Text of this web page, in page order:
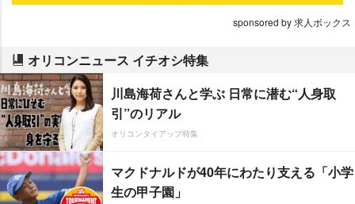
sponsored by 求人ボックス
オリコンニュース イチオシ特集
川島海荷さんと学ぶ 日常に潜む“人身取
引”のリアル
オリコンタイアップ特集
マクドナルドが40年にわたり支える「小学
生の甲子園」